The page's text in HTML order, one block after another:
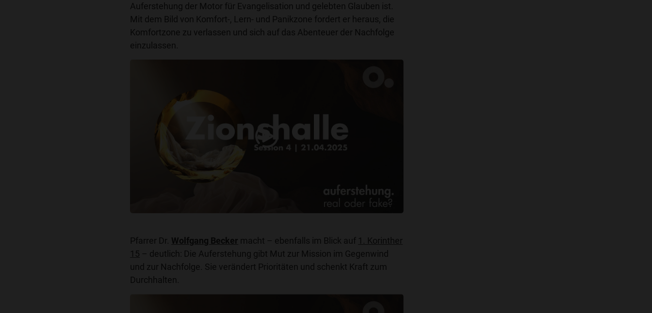
Auferstehung der Motor für Evangelisation und gelebten Glauben ist.
Mit dem Bild von Komfort-, Lern- und Panikzone fordert er heraus, die
Komfortzone zu verlassen und sich auf das Abenteuer der Nachfolge
einzulassen.
Pfarrer Dr. Wolfgang Becker macht – ebenfalls im Blick auf 1. Korinther
15 – deutlich: Die Auferstehung gibt Mut zur Mission im Gegenwind
und zur Nachfolge. Sie verändert Prioritäten und schenkt Kraft zum
Durchhalten.